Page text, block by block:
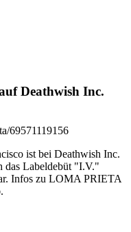
Deathwish Inc.
ist bei Deathwish Inc.
das Labeldebüt "I.V."
Infos zu LOMA PRIETA